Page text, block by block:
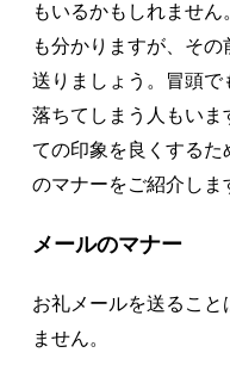
もいるかもしれませ
も分かりますが、そ
送りましょう。冒頭
落ちてしまう人もいま
ての印象を良くするた
のマナーをご紹介しま
メールのマナー
お礼メールを送ること
ません。